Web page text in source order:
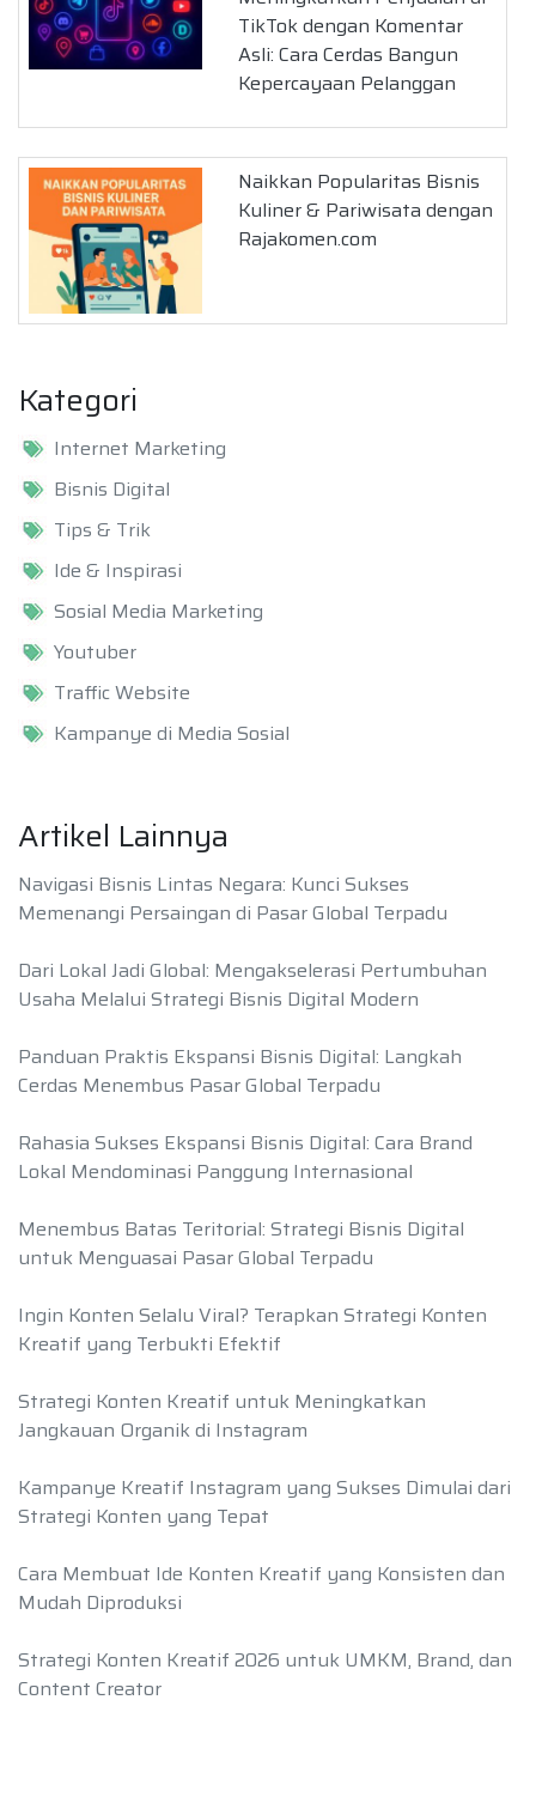
TikTok dengan Komentar
Asli: Cara Cerdas Bangun
Kepercayaan Pelanggan
Naikkan Popularitas Bisnis
Kuliner & Pariwisata dengan
Rajakomen.com
Kategori
Internet Marketing
Bisnis Digital
Tips & Trik
Ide & Inspirasi
Sosial Media Marketing
Youtuber
Traffic Website
Kampanye di Media Sosial
Artikel Lainnya
Navigasi Bisnis Lintas Negara: Kunci Sukses
Memenangi Persaingan di Pasar Global Terpadu
Dari Lokal Jadi Global: Mengakselerasi Pertumbuhan
Usaha Melalui Strategi Bisnis Digital Modern
Panduan Praktis Ekspansi Bisnis Digital: Langkah
Cerdas Menembus Pasar Global Terpadu
Rahasia Sukses Ekspansi Bisnis Digital: Cara Brand
Lokal Mendominasi Panggung Internasional
Menembus Batas Teritorial: Strategi Bisnis Digital
untuk Menguasai Pasar Global Terpadu
Ingin Konten Selalu Viral? Terapkan Strategi Konten
Kreatif yang Terbukti Efektif
Strategi Konten Kreatif untuk Meningkatkan
Jangkauan Organik di Instagram
Kampanye Kreatif Instagram yang Sukses Dimulai dari
Strategi Konten yang Tepat
Cara Membuat Ide Konten Kreatif yang Konsisten dan
Mudah Diproduksi
Strategi Konten Kreatif 2026 untuk UMKM, Brand, dan
Content Creator